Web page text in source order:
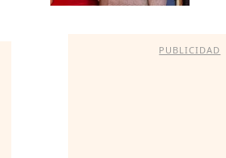
PUBLICIDAD